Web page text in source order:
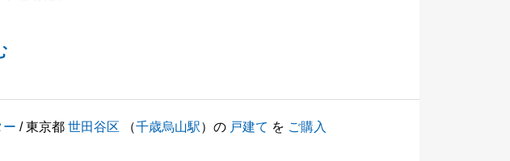
うれしく思っており
ー / 東京都世田谷区 （千歳烏山駅）の 戸建て を ご購入